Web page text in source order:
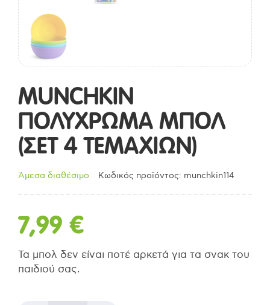
MUNCHKIN
ΠΟΛΥΧΡΩΜΑ ΜΠΟΛ
(ΣΕΤ 4 ΤΕΜΑΧΙΩΝ)
Άμεσα διαθέσιμο Κωδικός προϊόντος: munchkin114
7,99 €
Τα μπολ δεν είναι ποτέ αρκετά για τα σνακ του
παιδιού σας.